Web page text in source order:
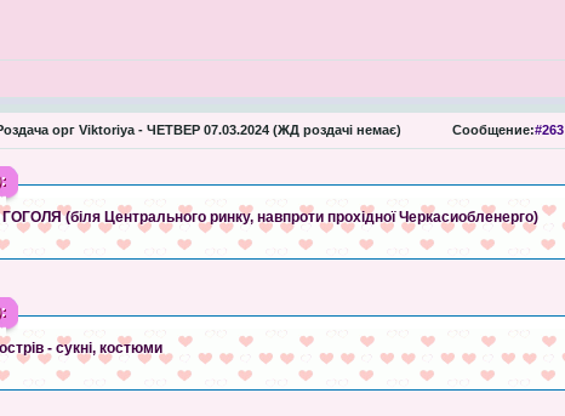
орг Viktoriya - ЧЕТВЕР 07.03.2024 (ЖД роздачі немає) Сообщение:#263
(біля Центрального ринку, навпроти прохідної Черкасиобленерго)
- сукні, костюми